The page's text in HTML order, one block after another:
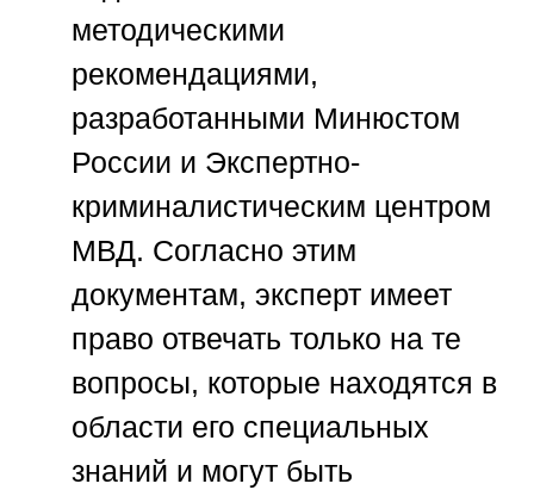
методическими
рекомендациями,
разработанными Минюстом
России и Экспертно-
криминалистическим центром
МВД. Согласно этим
документам, эксперт имеет
право отвечать только на те
вопросы, которые находятся в
области его специальных
знаний и могут быть